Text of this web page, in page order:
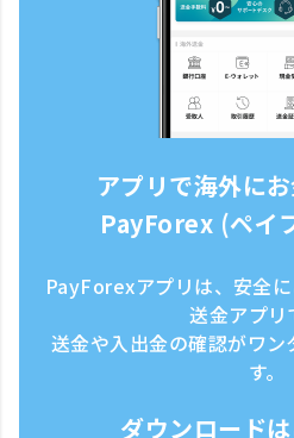
アプリで海外に
PayForex (ペイ
PayForexアプリは、安全
送金アプリ
送金や入出金の確認がワ
す。
ダウンロード